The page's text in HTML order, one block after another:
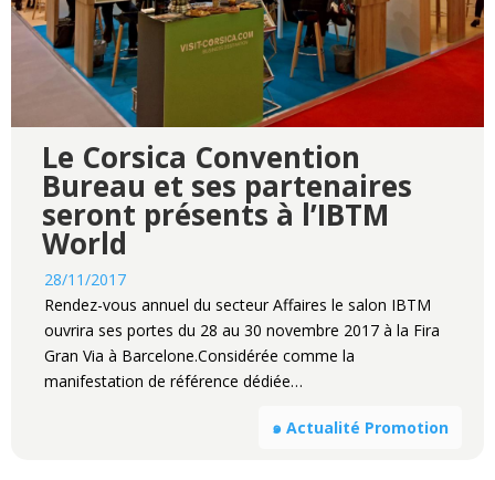
Le Corsica Convention
Bureau et ses partenaires
seront présents à l’IBTM
World
28/11/2017
Rendez-vous annuel du secteur Affaires le salon IBTM
ouvrira ses portes du 28 au 30 novembre 2017 à la Fira
Gran Via à Barcelone.Considérée comme la
manifestation de référence dédiée…
๑ Actualité Promotion